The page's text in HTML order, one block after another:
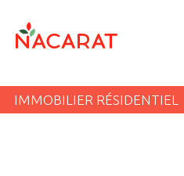
IMMOBILIER RÉSIDENTIEL